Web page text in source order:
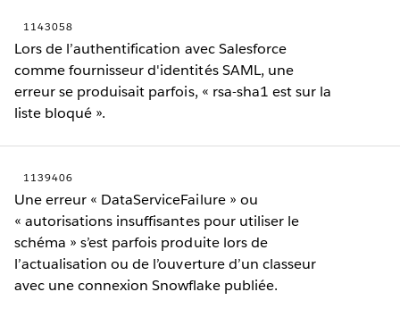
1143058
Lors de l’authentification avec Salesforce
comme fournisseur d'identités SAML, une
erreur se produisait parfois, « rsa-sha1 est sur la
liste bloqué ».
1139406
Une erreur « DataServiceFailure » ou
« autorisations insuffisantes pour utiliser le
schéma » s’est parfois produite lors de
l’actualisation ou de l’ouverture d’un classeur
avec une connexion Snowflake publiée.